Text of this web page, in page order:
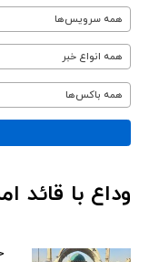
وداع با قائد
همه سرویس‌ها
همه انواع خبر
همه باکس‌ها